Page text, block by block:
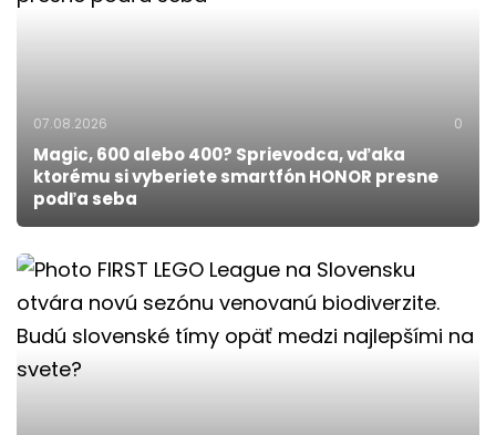
07.08.2026 0
Magic, 600 alebo 400? Sprievodca, vďaka
ktorému si vyberiete smartfón HONOR presne
podľa seba